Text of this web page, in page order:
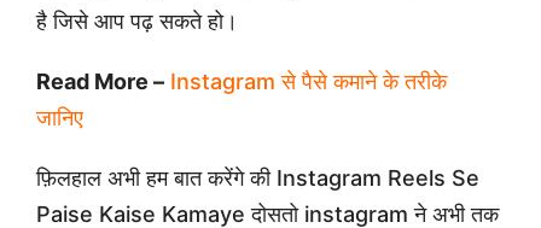
है जिसे आप पढ़ सकते हो।
Read More – Instagram से पैसे कमाने के तरीके
जानिए
फ़िलहाल अभी हम बात करेंगे की Instagram Reels Se
Paise Kaise Kamaye दोसतो instagram ने अभी तक